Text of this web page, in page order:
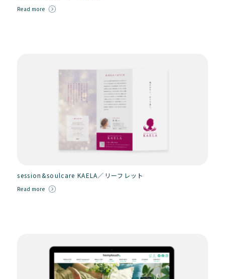
Read more
session&soulcare KAELA／リーフレット
Read more